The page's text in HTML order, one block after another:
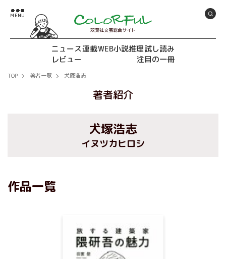
双葉社文芸総合サイト
ニュース連載WEB小説推理試し読み
レビュー
注目の一冊
TOP 著者一覧 犬塚浩志
著者紹介
犬塚浩志
イヌツカヒロシ
作品一覧